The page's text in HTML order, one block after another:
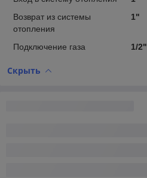
Возврат из системы
отопления
1"
Подключение газа 1/2"
Скрыть